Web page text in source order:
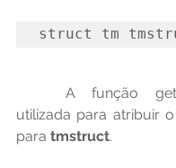
struct tm
utilizada para atribuir
para tmstruct.